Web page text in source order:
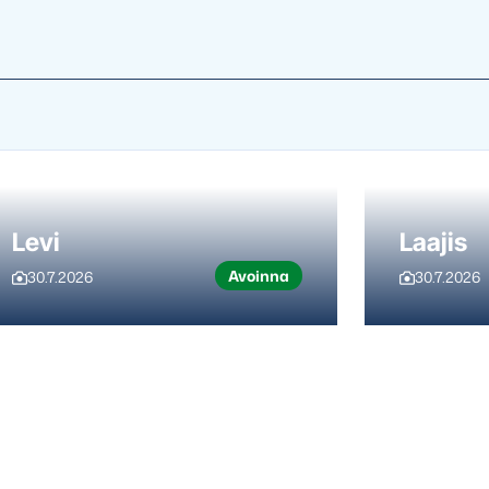
Levi
30.7.2026 Avoinna
Laajis
30.7.2026